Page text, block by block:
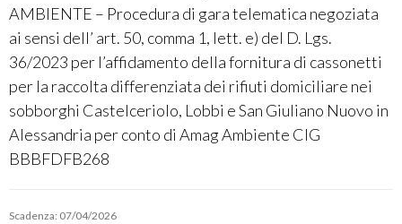
AMBIENTE – Procedura di gara telematica negoziata
ai sensi dell’ art. 50, comma 1, lett. e) del D. Lgs.
36/2023 per l’affidamento della fornitura di cassonetti
per la raccolta differenziata dei rifiuti domiciliare nei
sobborghi Castelceriolo, Lobbi e San Giuliano Nuovo in
Alessandria per conto di Amag Ambiente CIG
BBBFDFB268
Scadenza: 07/04/2026